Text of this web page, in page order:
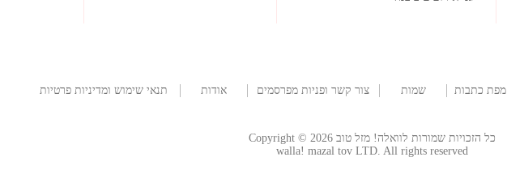
מפת כתבות
שמות
צור קשר ופניות מפרסמים
אודות
תנאי שימוש ומדיניות פרטיות
כל הזכויות שמורות לוואלה! מזל טוב Copyright © 2026
walla! mazal tov LTD. All rights reserved